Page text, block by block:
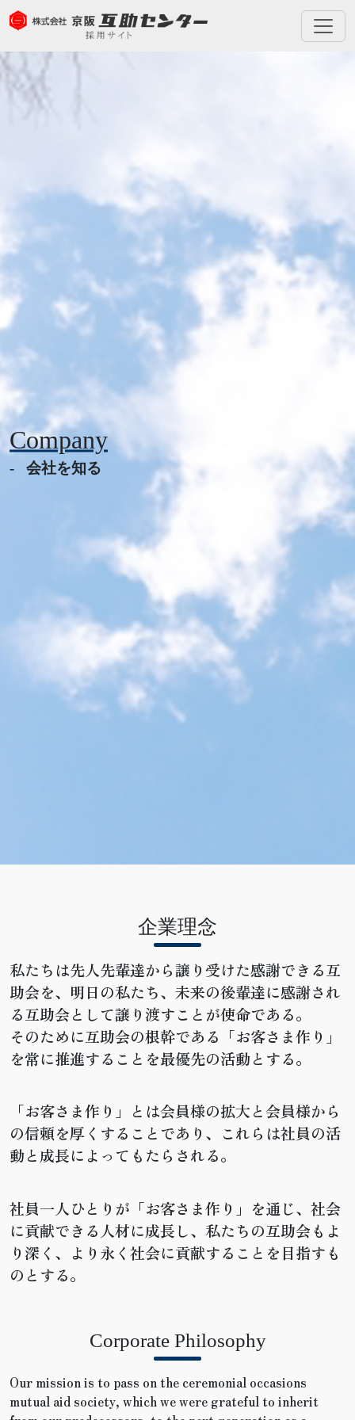
Company
会社を知る
企業理念
私たちは先人先輩達から譲り受けた感謝できる互
助会を、明日の私たち、未来の後輩達に感謝され
る互助会として譲り渡すことが使命である。
そのために互助会の根幹である「お客さま作り」
を常に推進することを最優先の活動とする。
「お客さま作り」とは会員様の拡大と会員様から
の信頼を厚くすることであり、これらは社員の活
動と成長によってもたらされる。
社員一人ひとりが「お客さま作り」を通じ、社会
に貢献できる人材に成長し、私たちの互助会もよ
り深く、より永く社会に貢献することを目指すも
のとする。
Corporate Philosophy
Our mission is to pass on the ceremonial occasions
mutual aid society, which we were grateful to inherit